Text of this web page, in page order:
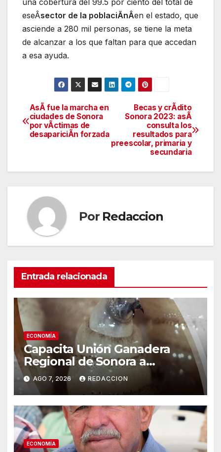
una cobertura del 99.5 por ciento del total de
eseÂsector de la poblaciÃnÂen el estado, que
asciende a 280 mil personas, se tiene la meta
de alcanzar a los que faltan para que accedan
a esa ayuda.
Navegación
de
Becas y crÃdito
Sonora 2023: asÃ
consulta los
resultados para
preescolar, primaria y
secundaria
AsÃ fue la marcha en
ciudades de Sonora
por vÃctimas de
desapariciÃn forzada
Por Redaccion
Entrada relacionada
ECONOMÍA
Capacita Unión Ganadera
Regional de Sonora a
productores ante la eventual
llegada del gusano
barrenador
AGO 7, 2026 REDACCION
ECONOMÍA